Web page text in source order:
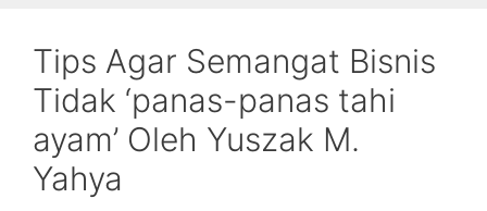
Tips Agar Semangat Bisnis
Tidak ‘panas-panas tahi
ayam’ Oleh Yuszak M.
Yahya